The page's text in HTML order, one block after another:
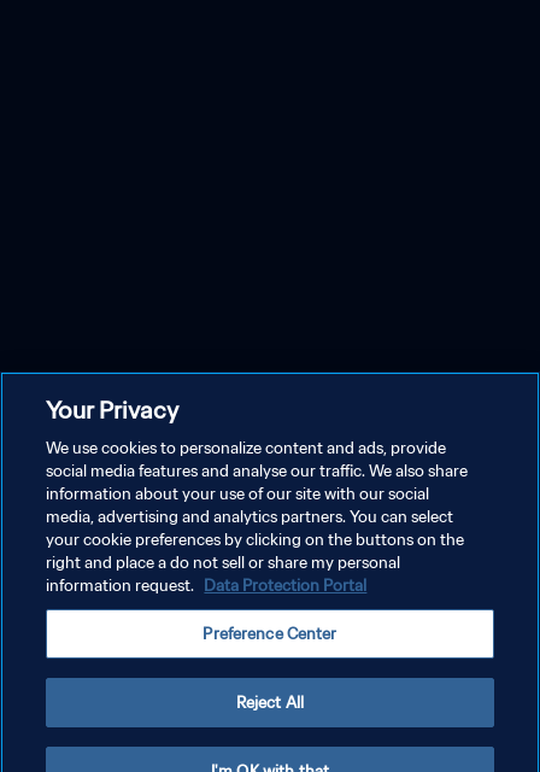
Your Privacy
We use cookies to personalize content and ads, provide
social media features and analyse our traffic. We also share
information about your use of our site with our social
media, advertising and analytics partners. You can select
your cookie preferences by clicking on the buttons on the
right and place a do not sell or share my personal
information request. Data Protection Portal
Preference Center
Reject All